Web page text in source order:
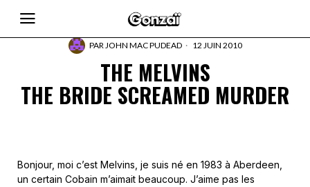
PARJOHN MAC PUDEAD 12 JUIN 2010
THE MELVINS
THE BRIDE SCREAMED MURDER
Bonjour, moi c’est Melvins, je suis né en 1983 à Aberdeen,
un certain Cobain m’aimait beaucoup. J’aime pas les